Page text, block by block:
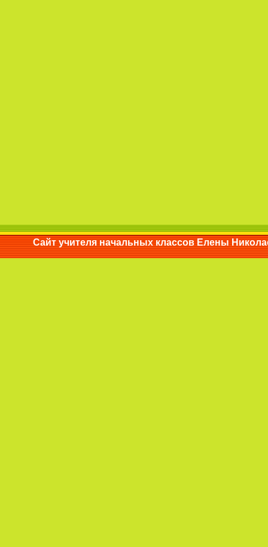
Сайт учителя начальных классов Елены